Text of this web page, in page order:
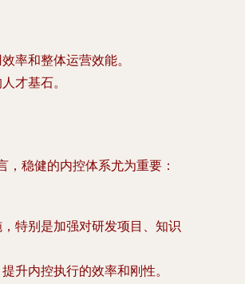
率和整体运营效能。
才基石。
稳健的内控体系尤为重要：
特别是加强对研发项目、知识
升内控执行的效率和刚性。